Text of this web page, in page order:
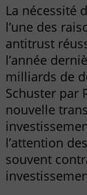
La nécessité
l’une des
antitrust
l’année
milliards de
Schuster par
nouvelle
l’attention
souvent